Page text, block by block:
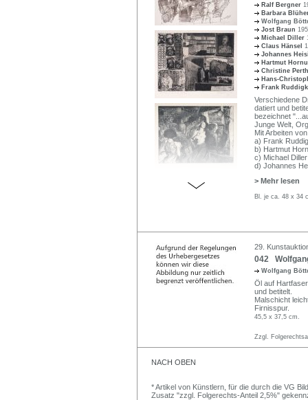
Ralf Bergner
Barbara
Wolfgang
Jost Braun
Michael Diller
Claus Hänsel
Johannes
Hartmut
Christine
Hans-
Frank
Verschiedene
datiert und
bezeichnet
Junge Welt,
Mit Arbeiten
a) Frank
b) Hartmut
c) Michael
d) Johannes
> Mehr lesen
Bl. je ca. 48 x 34
29.
042
Wolfgang
Öl auf
und betitelt.
Malschicht
Firnisspur.
45,5 x 37,5 cm.
Zzgl.
NACH OBEN
* Artikel von Künstlern, für die durch die VG
Zusatz "zzgl. Folgerechts-Anteil 2,5%"